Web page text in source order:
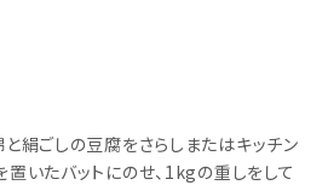
絹ごしの豆腐をさらしまたはキッチン
いたバットにのせ、1kgの重しをして